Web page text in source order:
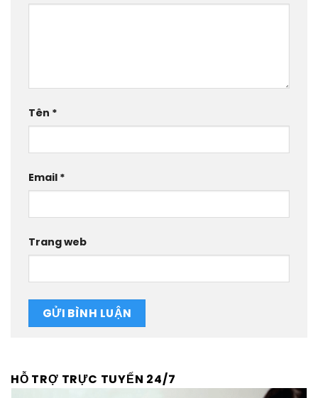
Tên *
Email *
Trang web
HỖ TRỢ TRỰC TUYẾN 24/7